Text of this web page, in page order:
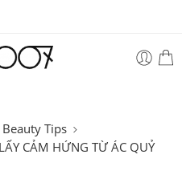
Beauty Tips
CẢM HỨNG TỪ ÁC QUỶ